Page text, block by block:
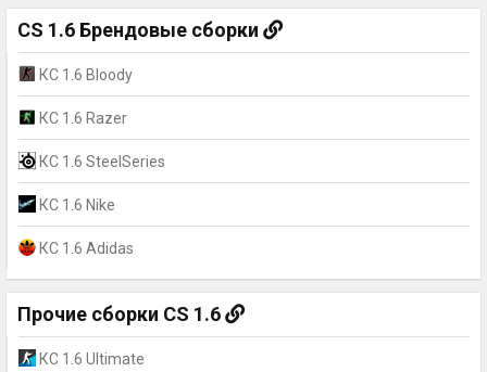
CS 1.6 Брендовые сборки
КС 1.6 Bloody
КС 1.6 Razer
КС 1.6 SteelSeries
КС 1.6 Nike
КС 1.6 Adidas
Прочие сборки CS 1.6
КС 1.6 Ultimate